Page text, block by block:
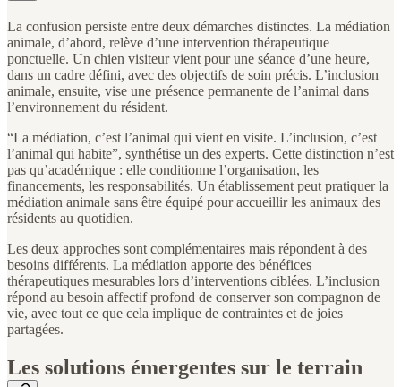
La confusion persiste entre deux démarches distinctes. La médiation
animale, d’abord, relève d’une intervention thérapeutique
ponctuelle. Un chien visiteur vient pour une séance d’une heure,
dans un cadre défini, avec des objectifs de soin précis. L’inclusion
animale, ensuite, vise une présence permanente de l’animal dans
l’environnement du résident.
“La médiation, c’est l’animal qui vient en visite. L’inclusion, c’est
l’animal qui habite”, synthétise un des experts. Cette distinction n’est
pas qu’académique : elle conditionne l’organisation, les
financements, les responsabilités. Un établissement peut pratiquer la
médiation animale sans être équipé pour accueillir les animaux des
résidents au quotidien.
Les deux approches sont complémentaires mais répondent à des
besoins différents. La médiation apporte des bénéfices
thérapeutiques mesurables lors d’interventions ciblées. L’inclusion
répond au besoin affectif profond de conserver son compagnon de
vie, avec tout ce que cela implique de contraintes et de joies
partagées.
Les solutions émergentes sur le terrain